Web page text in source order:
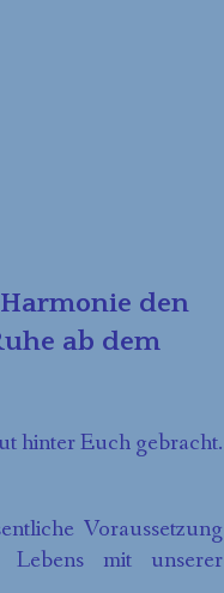
den
ab dem
hinter Euch gebracht.
Voraussetzung
mit unserer